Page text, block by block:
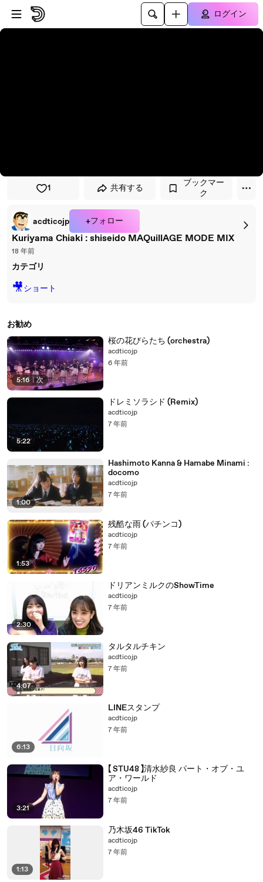
プレイヤーにスキップ
メインコンテンツにスキップ
ログイン
1 共有する
ブックマー
ク
acdticojp +フォロー
Kuriyama Chiaki : shiseido MAQuillAGE MODE MIX
18 年前
カテゴリ
🎥ショート
お勧め
5:16 | 次
桜の花びらたち (orchestra)
acdticojp
6 年前
5:22
ドレミソラシド (Remix)
acdticojp
7 年前
1:00
Hashimoto Kanna & Hamabe Minami :
docomo
acdticojp
7 年前
1:53
残酷な雨 (パチンコ)
acdticojp
7 年前
2:30
ドリアンミルクのShowTime
acdticojp
7 年前
4:07
タルタルチキン
acdticojp
7 年前
6:13
LINEスタンプ
acdticojp
7 年前
3:21
【 STU48 】清水紗良 パート・オブ・ユ
ア・ワールド
acdticojp
7 年前
1:13
乃木坂46 TikTok
acdticojp
7 年前